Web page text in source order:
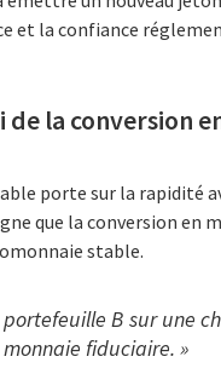
et la confiance
la conversion
porte sur la rapidité
que la conversion en
stable.
B sur une
fiduciaire. »